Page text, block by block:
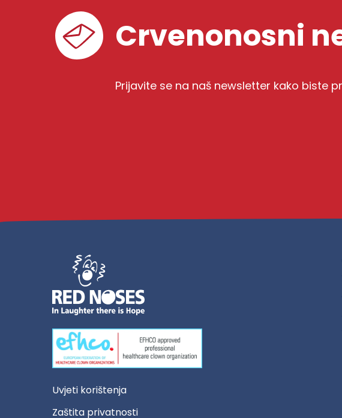
Crvenonosni
Prijavite se na naš newsletter kako biste
Uvjeti korištenja
Zaštita privatnosti